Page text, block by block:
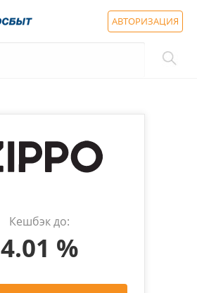
АВТОРИЗАЦИЯ
Кешбэк до:
4.01 %